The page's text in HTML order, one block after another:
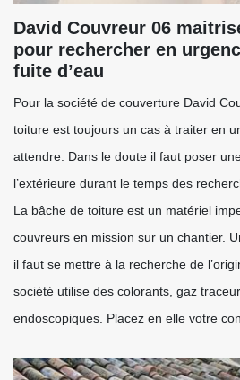
David Couvreur 06
pour rechercher en
fuite d’eau
Pour la société de couverture David
toiture est toujours un cas à traiter en
attendre. Dans le doute il faut poser
l’extérieure durant le temps des
La bâche de toiture est un matériel
couvreurs en mission sur un chantier.
il faut se mettre à la recherche de
société utilise des colorants, gaz
endoscopiques. Placez en elle votre